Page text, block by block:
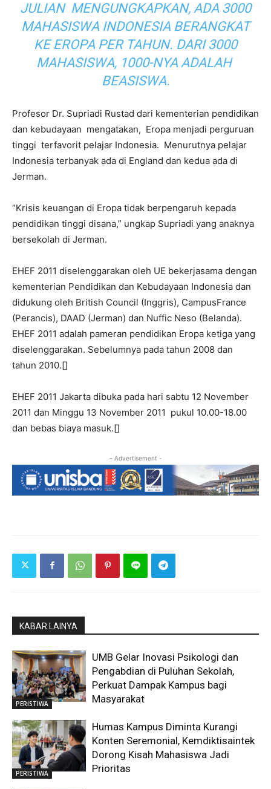
JULIAN MENGUNGKAPKAN, ADA 3000
MAHASISWA INDONESIA BERANGKAT
KE EROPA PER TAHUN. DARI 3000
MAHASISWA, 1000-NYA ADALAH
BEASISWA.
Profesor Dr. Supriadi Rustad dari kementerian pendidikan
dan kebudayaan mengatakan, Eropa menjadi perguruan
tinggi terfavorit pelajar Indonesia. Menurutnya pelajar
Indonesia terbanyak ada di England dan kedua ada di
Jerman.
“Krisis keuangan di Eropa tidak berpengaruh kepada
pendidikan tinggi disana,” ungkap Supriadi yang anaknya
bersekolah di Jerman.
EHEF 2011 diselenggarakan oleh UE bekerjasama dengan
kementerian Pendidikan dan Kebudayaan Indonesia dan
didukung oleh British Council (Inggris), CampusFrance
(Perancis), DAAD (Jerman) dan Nuffic Neso (Belanda).
EHEF 2011 adalah pameran pendidikan Eropa ketiga yang
diselenggarakan. Sebelumnya pada tahun 2008 dan
tahun 2010.[]
EHEF 2011 Jakarta dibuka pada hari sabtu 12 November
2011 dan Minggu 13 November 2011 pukul 10.00-18.00
dan bebas biaya masuk.[]
- Advertisement -
KABAR LAINYA
PERISTIWA
UMB Gelar Inovasi Psikologi dan
Pengabdian di Puluhan Sekolah,
Perkuat Dampak Kampus bagi
Masyarakat
PERISTIWA
Humas Kampus Diminta Kurangi
Konten Seremonial, Kemdiktisaintek
Dorong Kisah Mahasiswa Jadi
Prioritas